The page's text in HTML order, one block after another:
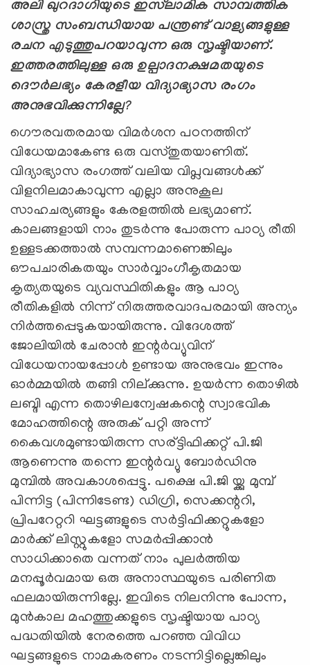
അലി ഖുറദാഗിയുടെ ഇസ്‍ലാമിക സാമ്പത്തിക
ശാസ്ത്ര സംബന്ധിയായ പന്ത്രണ്ട് വാള്യങ്ങളുള്ള
രചന എടുത്തുപറയാവുന്ന ഒരു സൃഷ്ടിയാണ്.
ഇത്തരത്തിലുള്ള ഒരു ഉല്പാദനക്ഷമതയുടെ
ദൌര്‍ലഭ്യം കേരളീയ വിദ്യാഭ്യാസ രംഗം
അനുഭവിക്കുന്നില്ലേ?
ഗൌരവതരമായ വിമര്‍ശന പഠനത്തിന്
വിധേയമാകേണ്ട ഒരു വസ്തുതയാണിത്.
വിദ്യാഭ്യാസ രംഗത്ത് വലിയ വിപ്ലവങ്ങള്‍ക്ക്
വിളനിലമാകാവുന്ന എല്ലാ അനുകൂല
സാഹചര്യങ്ങളും കേരളത്തില്‍ ലഭ്യമാണ്.
കാലങ്ങളായി നാം തുടര്‍ന്നു പോരുന്ന പാഠ്യ രീതി
ഉള്ളടക്കത്താല്‍ സമ്പന്നമാണെങ്കിലും
ഔപചാരികതയും സാര്‍വ്വാംഗീകൃതമായ
കൃത്യതയുടെ വ്യവസ്ഥിതികളും ആ പാഠ്യ
രീതികളില്‍ നിന്ന് നിരുത്തരവാദപരമായി അന്യം
നിര്‍ത്തപ്പെടുകയായിരുന്നു. വിദേശത്ത്
ജോലിയില്‍ ചേരാന്‍ ഇന്റര്‍വ്യുവിന്
വിധേയനായപ്പോള്‍ ഉണ്ടായ അനുഭവം ഇന്നും
ഓര്‍മ്മയില്‍ തങ്ങി നില്ക്കുന്നു. ഉയര്‍ന്ന തൊഴില്‍
ലബ്ദി എന്ന തൊഴിലന്വേഷകന്റെ സ്വാഭവിക
മോഹത്തിന്റെ അരുക് പറ്റി അന്ന്
കൈവശമുണ്ടായിരുന്ന സര്ട്ടിഫിക്കറ്റ് പി.ജി
ആണെന്നു തന്നെ ഇന്റര്‍വ്യു ബോര്‍ഡിനു
മുമ്പില്‍ അവകാശപ്പെട്ടു. പക്ഷെ പി.ജി യ്ക്കു മുമ്പ്
പിന്നിട്ട (പിന്നിടേണ്ട) ഡിഗ്രി, സെക്കന്ററി,
പ്രിപറേറ്ററി ഘട്ടങ്ങളുടെ സര്‍ട്ടിഫിക്കറ്റുകളോ
മാര്‍ക്ക് ലിസ്റ്റുകളോ സമര്‍പ്പിക്കാന്‍
സാധിക്കാതെ വന്നത് നാം പുലര്‍ത്തിയ
മനപ്പൂര്‍വമായ ഒരു അനാസ്ഥയുടെ പരിണിത
ഫലമായിരുന്നില്ലേ. ഇവിടെ നിലനിന്നു പോന്ന,
മുന്‍കാല മഹത്തുക്കളുടെ സൃഷ്ടിയായ പാഠ്യ
പദ്ധതിയില്‍ നേരത്തെ പറഞ്ഞ വിവിധ
ഘട്ടങ്ങളുടെ നാമകരണം നടന്നിട്ടില്ലെങ്കിലും